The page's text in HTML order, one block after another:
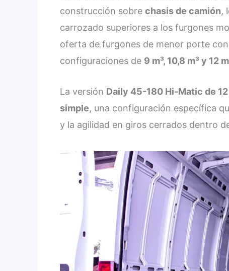
construcción sobre chasis de camión,
carrozado superiores a los furgones
oferta de furgones de menor porte
configuraciones de 9 m³, 10,8 m³ y 12
La versión Daily 45-180 Hi-Matic de 12
simple, una configuración específica
y la agilidad en giros cerrados dentro